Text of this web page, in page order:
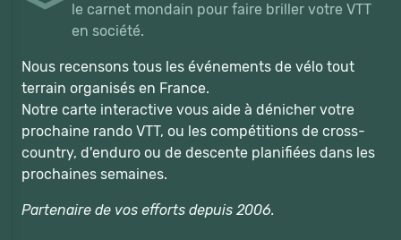
le carnet mondain pour faire briller votre VTT
en société.
Nous recensons tous les événements de vélo tout
terrain organisés en France.
Notre carte interactive vous aide à dénicher votre
prochaine rando VTT, ou les compétitions de cross-
country, d'enduro ou de descente planifiées dans les
prochaines semaines.
Partenaire de vos efforts depuis 2006.